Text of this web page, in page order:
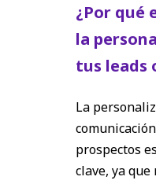
¿Por qué
la
tus leads
La
prospectos
clave, ya